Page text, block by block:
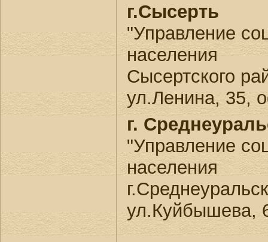
г.Сысерть
"Управление
населения
Сысертского
ул.Ленина, 35,
г.
"Управление
населения
ул.Куйбышева,